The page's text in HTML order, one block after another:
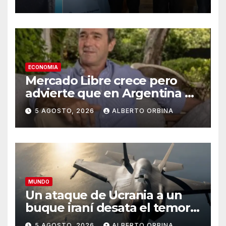
Presidente por TikTok: “Soy
el sicario de los kirchneristas”
ECONOMIA
Mercado Libre crece pero
advierte que en Argentina el
consumo “vive un contexto
desafiante”
5 AGOSTO, 2026 ALBERTO ORBINA
MUNDO
Un ataque de Ucrania a un
buque iraní desata el temor a
que las dos guerras se unan